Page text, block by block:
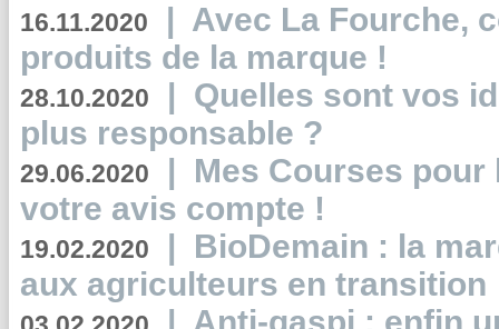
16.11.2020 | Avec La Fourche,
produits de la marque !
28.10.2020 | Quelles sont vos
plus responsable ?
29.06.2020 | Mes Courses pour
votre avis compte !
19.02.2020 | BioDemain : la
aux agriculteurs en transition